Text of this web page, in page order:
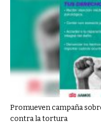
Promueven campaña
contra la tortura